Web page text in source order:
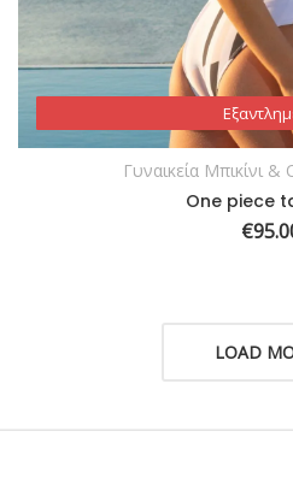
Γυναικεία Μπικίνι
One piece
€
LOAD